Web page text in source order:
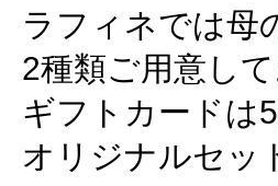
ラフィネでは母
2種類ご用意し
ギフトカードは
オリジナルセッ